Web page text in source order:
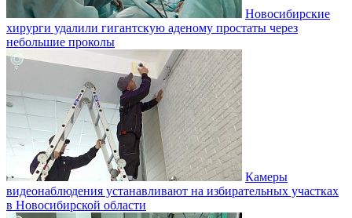
Новосибирские
хирурги удалили гигантскую аденому простаты через
небольшие проколы
Камеры
видеонаблюдения устанавливают на избирательных участках
в Новосибирской области